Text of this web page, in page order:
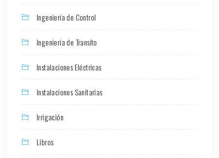
Ingeniería de Control
Ingeniería de Transito
Instalaciones Eléctricas
Instalaciones Sanitarias
Irrigación
Libros